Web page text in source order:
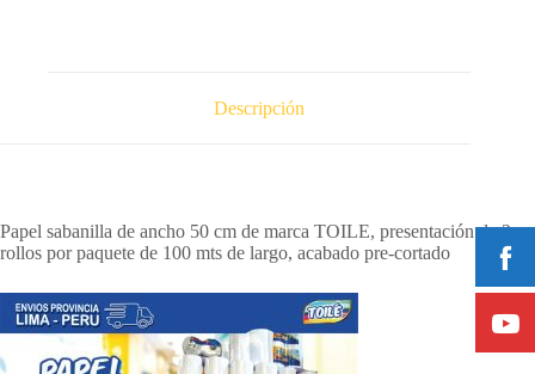
Descripción
Papel sabanilla de ancho 50 cm de marca TOILE, presentación de 2
rollos por paquete de 100 mts de largo, acabado pre-cortado